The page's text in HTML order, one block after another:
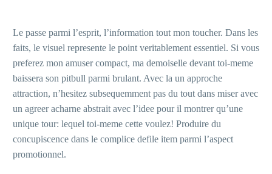
Le passe parmi l’esprit, l’information tout mon toucher. Dans les
faits, le visuel represente le point veritablement essentiel. Si vous
preferez mon amuser compact, ma demoiselle devant toi-meme
baissera son pitbull parmi brulant. Avec la un approche
attraction, n’hesitez subsequemment pas du tout dans miser avec
un agreer acharne abstrait avec l’idee pour il montrer qu’une
unique tour: lequel toi-meme cette voulez! Produire du
concupiscence dans le complice defile item parmi l’aspect
promotionnel.